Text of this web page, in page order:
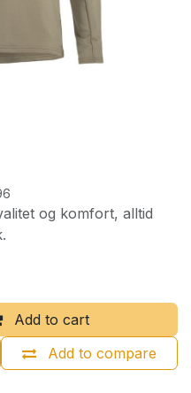
og komfort, alltid
Add to cart
Add to compare